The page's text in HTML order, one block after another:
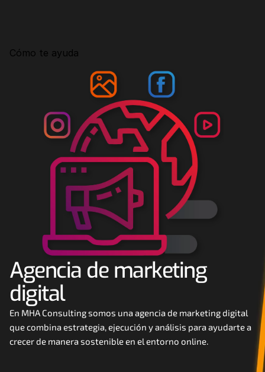
Google Ads
Facebook Ads
Desarrollo Web
Automatización
Email marketing
Careers
Docs
About
Cómo te ayuda
Agencia de marketing
digital
En MHA Consulting somos una agencia de marketing digital
que combina estrategia, ejecución y análisis para ayudarte a
crecer de manera sostenible en el entorno online.